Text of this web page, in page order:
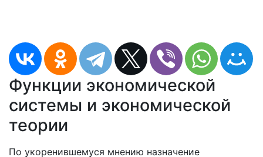
Функции экономической
системы и экономической
теории
По укоренившемуся мнению назначение